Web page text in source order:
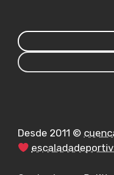
Desde 2011 ©